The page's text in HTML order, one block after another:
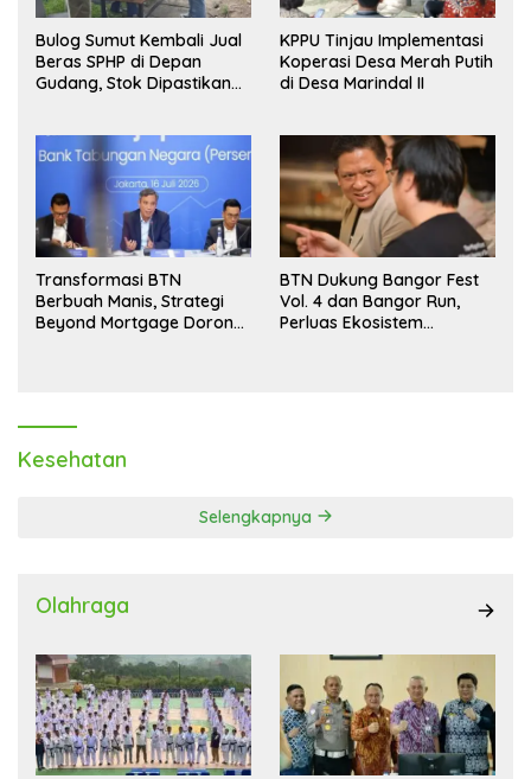
Bulog Sumut Kembali Jual
Beras SPHP di Depan
Gudang, Stok Dipastikan
KPPU Tinjau Implementasi
Koperasi Desa Merah Putih
di Desa Marindal II
Transformasi BTN
Berbuah Manis, Strategi
Beyond Mortgage Dorong
BTN Dukung Bangor Fest
Vol. 4 dan Bangor Run,
Perluas Ekosistem
Kesehatan
Selengkapnya
Olahraga